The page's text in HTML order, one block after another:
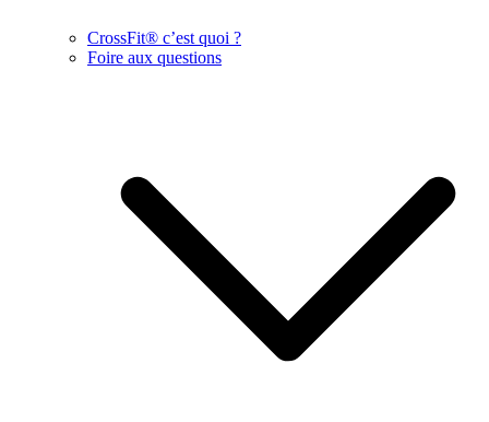
CrossFit® c’est quoi ?
Foire aux questions